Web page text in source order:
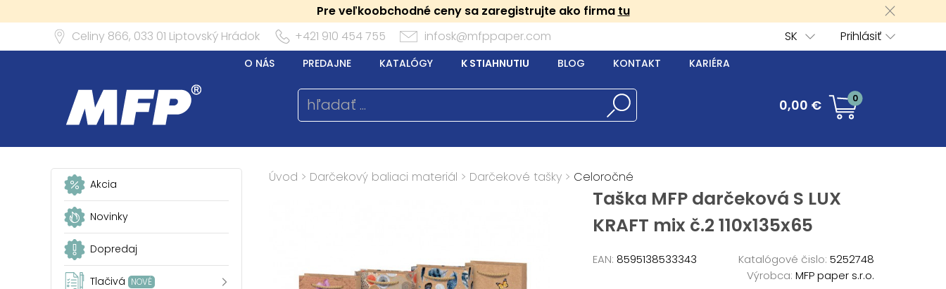
Pre veľkoobchodné ceny sa zaregistrujte ako firma tu
Celiny 866, 033 01 Liptovský Hrádok +421 910 454 755 infosk@mfppaper.com Prihlásiť
SK
O NÁS PREDAJNE KATALÓGY K STIAHNUTIU BLOG KONTAKT KARIÉRA
0,00 € 0
Akcia
Novinky
Dopredaj
Tlačivá NOVÉ
Úvod > Darčekový baliaci materiál > Darčekové tašky > Celoročné
Taška MFP darčeková S LUX
KRAFT mix č.2 110x135x65
EAN: 8595138533343 Katalógové čislo: 5252748
Výrobca: MFP paper s.r.o.